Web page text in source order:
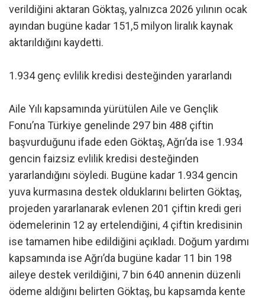
verildiğini aktaran Göktaş, yalnızca 2026 yılının ocak
ayından bugüne kadar 151,5 milyon liralık kaynak
aktarıldığını kaydetti.
1.934 genç evlilik kredisi desteğinden yararlandı
Aile Yılı kapsamında yürütülen Aile ve Gençlik
Fonu’na Türkiye genelinde 297 bin 488 çiftin
başvurduğunu ifade eden Göktaş, Ağrı’da ise 1.934
gencin faizsiz evlilik kredisi desteğinden
yararlandığını söyledi. Bugüne kadar 1.934 gencin
yuva kurmasına destek olduklarını belirten Göktaş,
projeden yararlanarak evlenen 201 çiftin kredi geri
ödemelerinin 12 ay ertelendiğini, 4 çiftin kredisinin
ise tamamen hibe edildiğini açıkladı. Doğum yardımı
kapsamında ise Ağrı’da bugüne kadar 11 bin 198
aileye destek verildiğini, 7 bin 640 annenin düzenli
ödeme aldığını belirten Göktaş, bu kapsamda kente